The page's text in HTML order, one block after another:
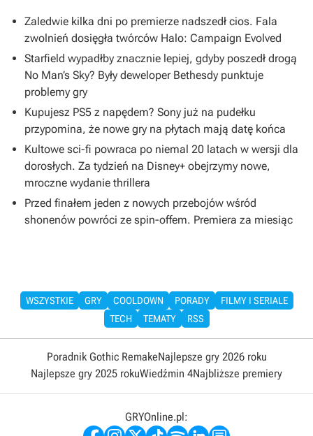
Zaledwie kilka dni po premierze nadszedł cios. Fala
zwolnień dosięgła twórców Halo: Campaign Evolved
Starfield wypadłby znacznie lepiej, gdyby poszedł drogą
No Man’s Sky? Były deweloper Bethesdy punktuje
problemy gry
Kupujesz PS5 z napędem? Sony już na pudełku
przypomina, że nowe gry na płytach mają datę końca
Kultowe sci-fi powraca po niemal 20 latach w wersji dla
dorosłych. Za tydzień na Disney+ obejrzymy nowe,
mroczne wydanie thrillera
Przed finałem jeden z nowych przebojów wśród
shonenów powróci ze spin-offem. Premiera za miesiąc
WSZYSTKIE GRY COOLDOWN PORADY
FILMY I SERIALE
TECH
TEMATY RSS
Poradnik Gothic RemakeNajlepsze gry 2026 roku
Najlepsze gry 2025 rokuWiedźmin 4Najbliższe premiery
GRYOnline.pl: